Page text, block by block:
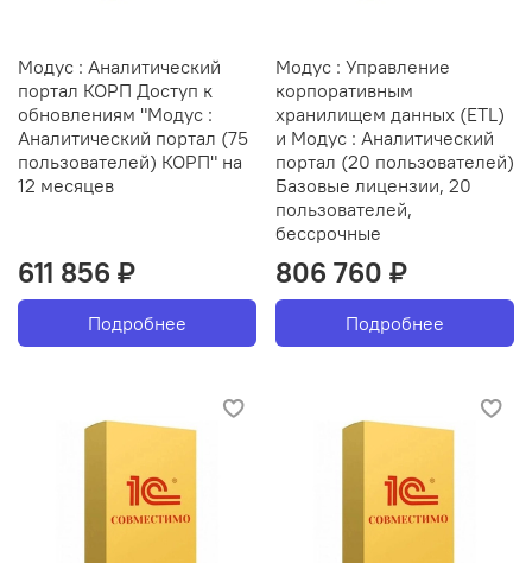
Модус : Аналитический
портал КОРП Доступ к
обновлениям "Модус :
Аналитический портал (75
пользователей) КОРП" на
12 месяцев
611 856 ₽
Подробнее
Модус : Управление
корпоративным
хранилищем данных (ETL)
и Модус : Аналитический
портал (20 пользователей)
Базовые лицензии, 20
пользователей,
бессрочные
806 760 ₽
Подробнее